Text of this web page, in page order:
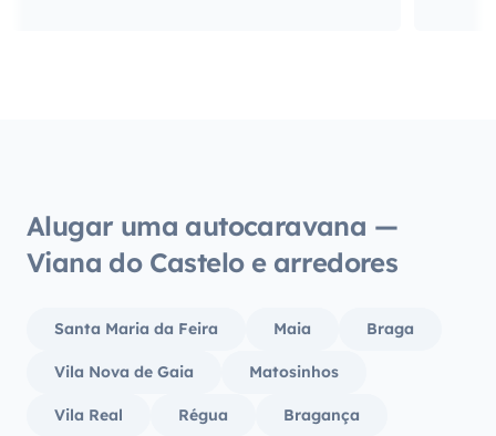
Alugar uma autocaravana —
Viana do Castelo e arredores
Santa Maria da Feira Maia Braga
Vila Nova de Gaia Matosinhos
Vila Real Régua Bragança